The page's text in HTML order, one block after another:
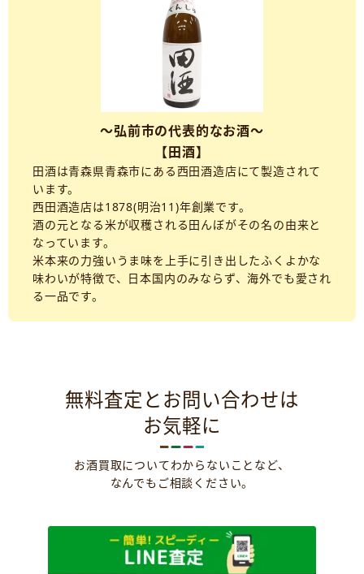
～弘前市の代表的なお酒～
【田酒】
田酒は青森県青森市にある西田酒造店にて製造されて
います。
西田酒造店は1878(明治11)年創業です。
酒の元となる米が収穫される田んぼがその名の由来と
なっています。
米本来の力強いうま味を上手に引き出したふくよかな
味わいが特徴で、日本国内のみならず、海外でも愛され
る一品です。
無料査定とお問い合わせは
お気軽に
お酒買取についてわからないことなど、
なんでもご相談ください。